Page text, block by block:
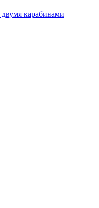
карабинами